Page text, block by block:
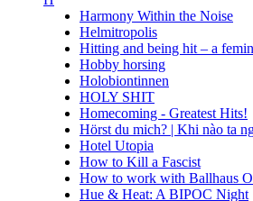
Harmony Within the Noise
Helmitropolis
Hitting and being hit – a
Hobby horsing
Holobiontinnen
HOLY SHIT
Homecoming - Greatest Hits!
Hörst du mich? | Khi nào ta
Hotel Utopia
How to Kill a Fascist
How to work with Ballhaus
Hue & Heat: A BIPOC Night